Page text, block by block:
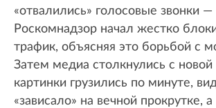
«отвалились» голосовые звонки —
Роскомнадзор начал жестко
трафик, объясняя это борьбой с
Затем медиа столкнулись с
картинки грузились по минуте,
«зависало» на вечной прокрутке,